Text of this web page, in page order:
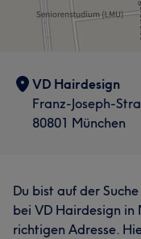
VD Hairdesign
Franz-Joseph-
80801 München
Du bist auf der
bei VD Hairdesign in
richtigen Adresse.